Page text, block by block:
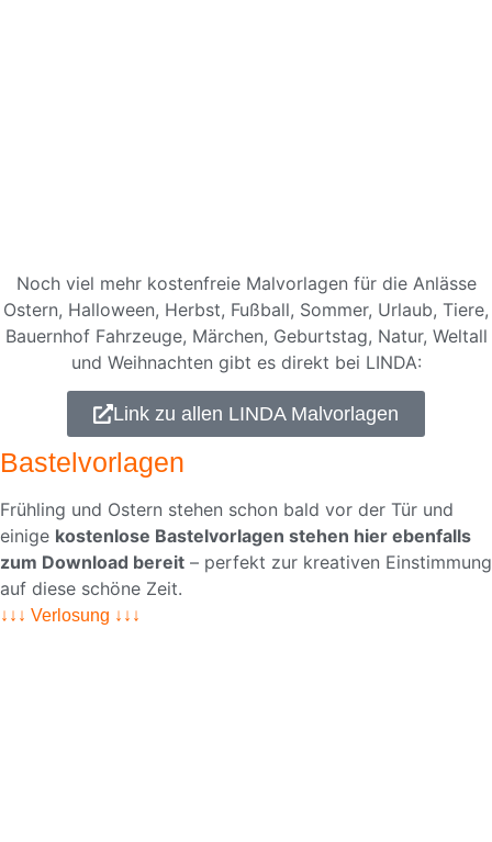
Noch viel mehr kostenfreie Malvorlagen für die Anlässe
Ostern, Halloween, Herbst, Fußball, Sommer, Urlaub, Tiere,
Bauernhof Fahrzeuge, Märchen, Geburtstag, Natur, Weltall
und Weihnachten gibt es direkt bei LINDA:
Link zu allen LINDA Malvorlagen
Bastelvorlagen
Frühling und Ostern stehen schon bald vor der Tür und
einige kostenlose Bastelvorlagen stehen hier ebenfalls
zum Download bereit – perfekt zur kreativen Einstimmung
auf diese schöne Zeit.
↓↓↓ Verlosung ↓↓↓